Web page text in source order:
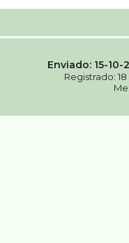
Enviado: 15-10-
Registrado: